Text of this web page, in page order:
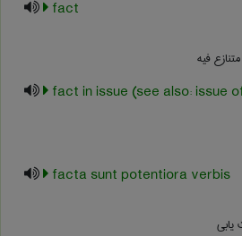
fact
فیه
fact in issue (see also: issue
facta sunt potentiora verbis